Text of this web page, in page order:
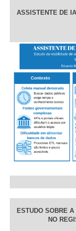
ASSISTENTE DE
ESTUDO SOBRE
NO